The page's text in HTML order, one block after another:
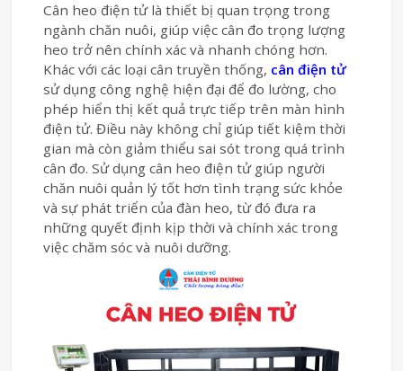
Cân heo điện tử là thiết bị quan trọng trong
ngành chăn nuôi, giúp việc cân đo trọng lượng
heo trở nên chính xác và nhanh chóng hơn.
Khác với các loại cân truyền thống, cân điện tử
sử dụng công nghệ hiện đại để đo lường, cho
phép hiển thị kết quả trực tiếp trên màn hình
điện tử. Điều này không chỉ giúp tiết kiệm thời
gian mà còn giảm thiểu sai sót trong quá trình
cân đo. Sử dụng cân heo điện tử giúp người
chăn nuôi quản lý tốt hơn tình trạng sức khỏe
và sự phát triển của đàn heo, từ đó đưa ra
những quyết định kịp thời và chính xác trong
việc chăm sóc và nuôi dưỡng.